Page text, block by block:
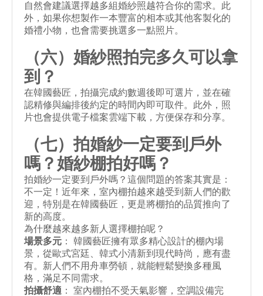
自然會建議選擇越多組婚紗照越符合你的需求。此
外，如果你想製作一本豐富的相本或其他客製化的
婚禮小物，也會需要挑選多一點照片。
（六）婚紗照拍完多久可以拿
到？
在韓國藝匠，拍攝完成約數週後即可選片，並在確
認精修與編排後約定的時間內即可取件。此外，照
片也會提供電子檔案雲端下載，方便保存和分享。
（七）拍婚紗一定要到戶外
嗎？婚紗棚拍好嗎？
拍婚紗一定要到戶外嗎？這個問題的答案其實是：
不一定！近年來，室內棚拍越來越受到新人們的歡
迎，特別是在韓國藝匠，更是將棚拍的品質推向了
新的高度。
為什麼越來越多新人選擇棚拍呢？
場景多元 ： 韓國藝匠擁有眾多精心設計的棚內場
景，從歐式宮廷、韓式小清新到現代時尚，應有盡
有。新人們不用舟車勞頓，就能輕鬆變換多種風
格，滿足不同需求。
拍攝舒適 ： 室內棚拍不受天氣影響，空調設備完